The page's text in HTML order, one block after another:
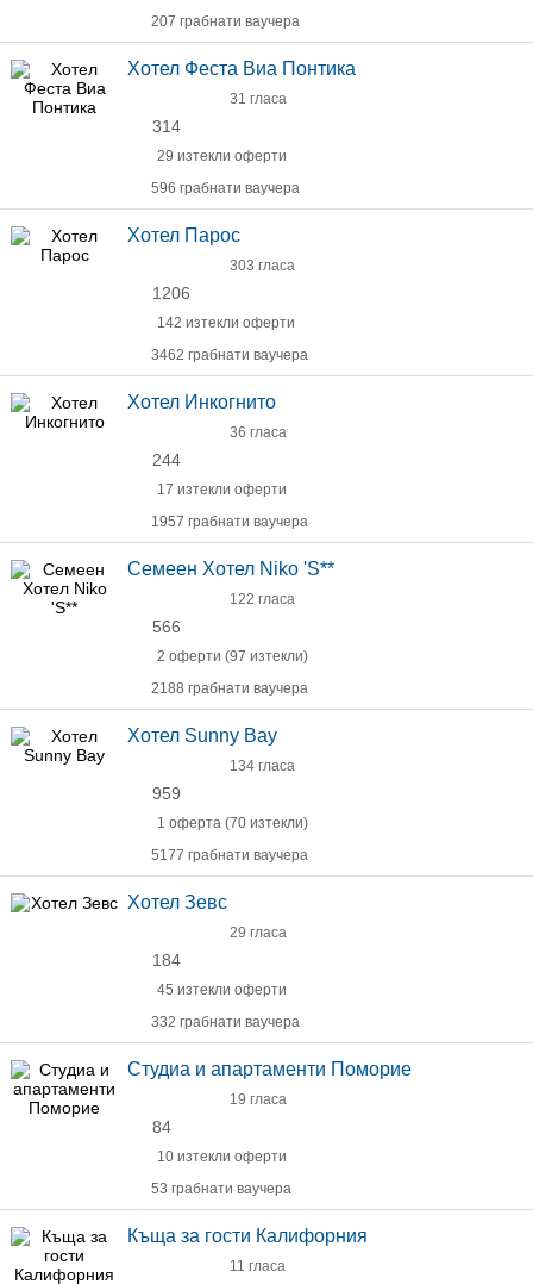
207 грабнати ваучера
Хотел Феста Виа Понтика
31 гласа
314
29 изтекли оферти
596 грабнати ваучера
Хотел Парос
303 гласа
1206
142 изтекли оферти
3462 грабнати ваучера
Хотел Инкогнито
36 гласа
244
17 изтекли оферти
1957 грабнати ваучера
Семеен Хотел Niko 'S**
122 гласа
566
2 оферти (97 изтекли)
2188 грабнати ваучера
Хотел Sunny Bay
134 гласа
959
1 оферта (70 изтекли)
5177 грабнати ваучера
Хотел Зевс
29 гласа
184
45 изтекли оферти
332 грабнати ваучера
Студиа и апартаменти Поморие
19 гласа
84
10 изтекли оферти
53 грабнати ваучера
Къща за гости Калифорния
11 гласа